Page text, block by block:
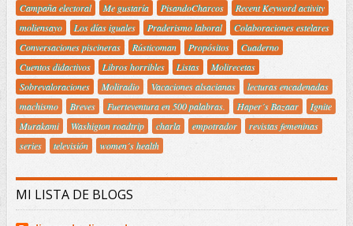
Campaña electoral
Me gustaría PisandoCharcos
Recent Keyword activity
moliensayo
Los días iguales Praderismo laboral
Colaboraciones estelares
Conversaciones piscineras
Rústicoman Propósitos
Cuaderno
Cuentos didactivos
Libros horribles Listas
Molirecetas
Sobrevaloraciones
Moliradio Vacaciones alsacianas
lecturas encadenadas
machismo
Breves Fuerteventura en 500 palabras. Haper´s Bazaar
Ignite
Murakami
Washigton roadtrip charla empotrador
revistas femeninas
series
televisión women´s health
MI LISTA DE BLOGS